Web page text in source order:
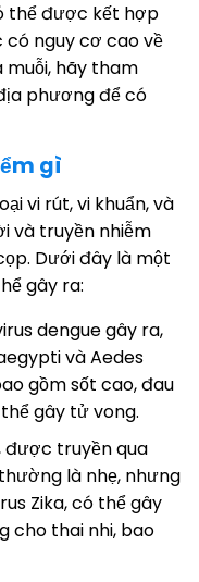
thể được kết hợp
có nguy cơ cao về
muỗi, hãy tham
phương để có
gì
vi rút, vi khuẩn, và
và truyền nhiễm
Dưới đây là một
gây ra:
dengue gây ra,
và Aedes
gồm sốt cao, đau
gây tử vong.
được truyền qua
là nhẹ, nhưng
Zika, có thể gây
cho thai nhi, bao